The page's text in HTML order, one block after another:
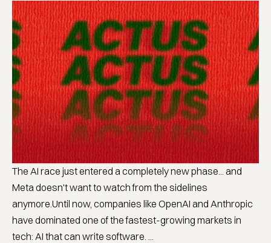
The AI race just entered a completely new phase... and
Meta doesn't want to watch from the sidelines
anymore.Until now, companies like OpenAI and Anthropic
have dominated one of the fastest-growing markets in
tech: AI that can write software. ...